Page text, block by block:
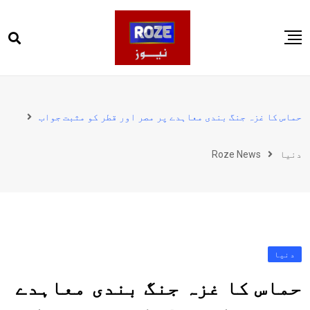
to
پاکستان
کھیل
حماس کا غزہ جنگ بندی معاہدے پر مصر اور قطر کو مثبت جواب
دنیا Roze News
دنیا
حماس کا غزہ جنگ بندی معاہدے